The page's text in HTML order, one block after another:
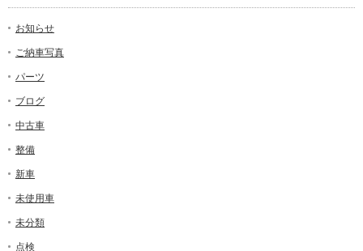
お知らせ
ご納車写真
パーツ
ブログ
中古車
整備
新車
未使用車
未分類
点検